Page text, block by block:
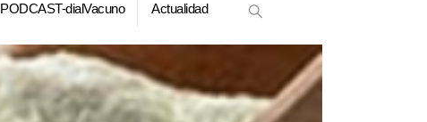
PODCAST-dialVacuno Actualidad